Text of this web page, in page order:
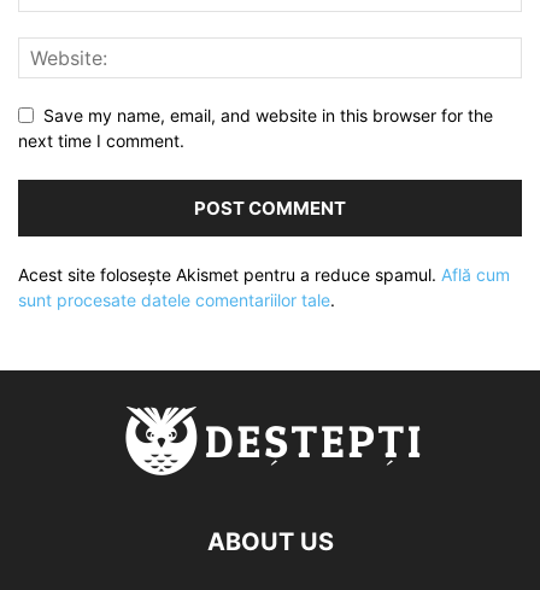
Save my name, email, and website in this browser for the
next time I comment.
Acest site folosește Akismet pentru a reduce spamul. Află cum
sunt procesate datele comentariilor tale.
ABOUT US